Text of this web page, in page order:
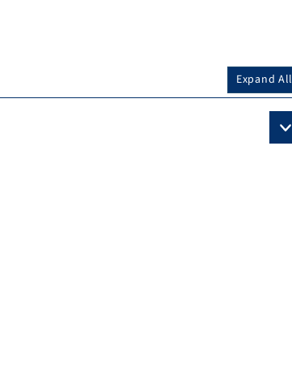
Expand All